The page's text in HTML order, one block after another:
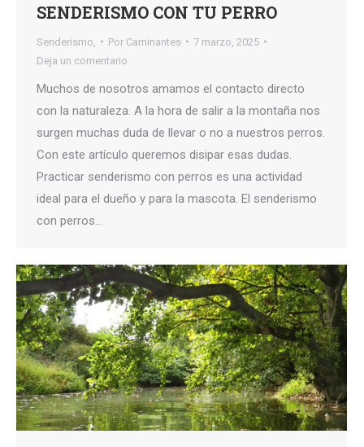
SENDERISMO CON TU PERRO
Senderismo, Por Caminantes
7 marzo, 2025
Deja un comentario
Muchos de nosotros amamos el contacto directo
con la naturaleza. A la hora de salir a la montaña nos
surgen muchas duda de llevar o no a nuestros perros.
Con este artículo queremos disipar esas dudas.
Practicar senderismo con perros es una actividad
ideal para el dueño y para la mascota. El senderismo
con perros…